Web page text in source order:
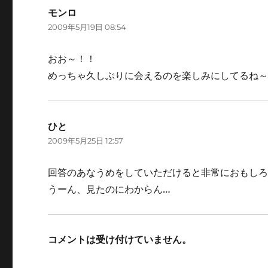
モンロ
り:
2009年5月19日 08:54
おお～！！
めっちゃ久しぶりに会えるのを楽しみにしてるね～
ひと
り:
2009年5月25日 12:57
回答のあなうめをしていただけると非常におもしろ
うーん、見たのにわからん…
コメントは受け付けていません。